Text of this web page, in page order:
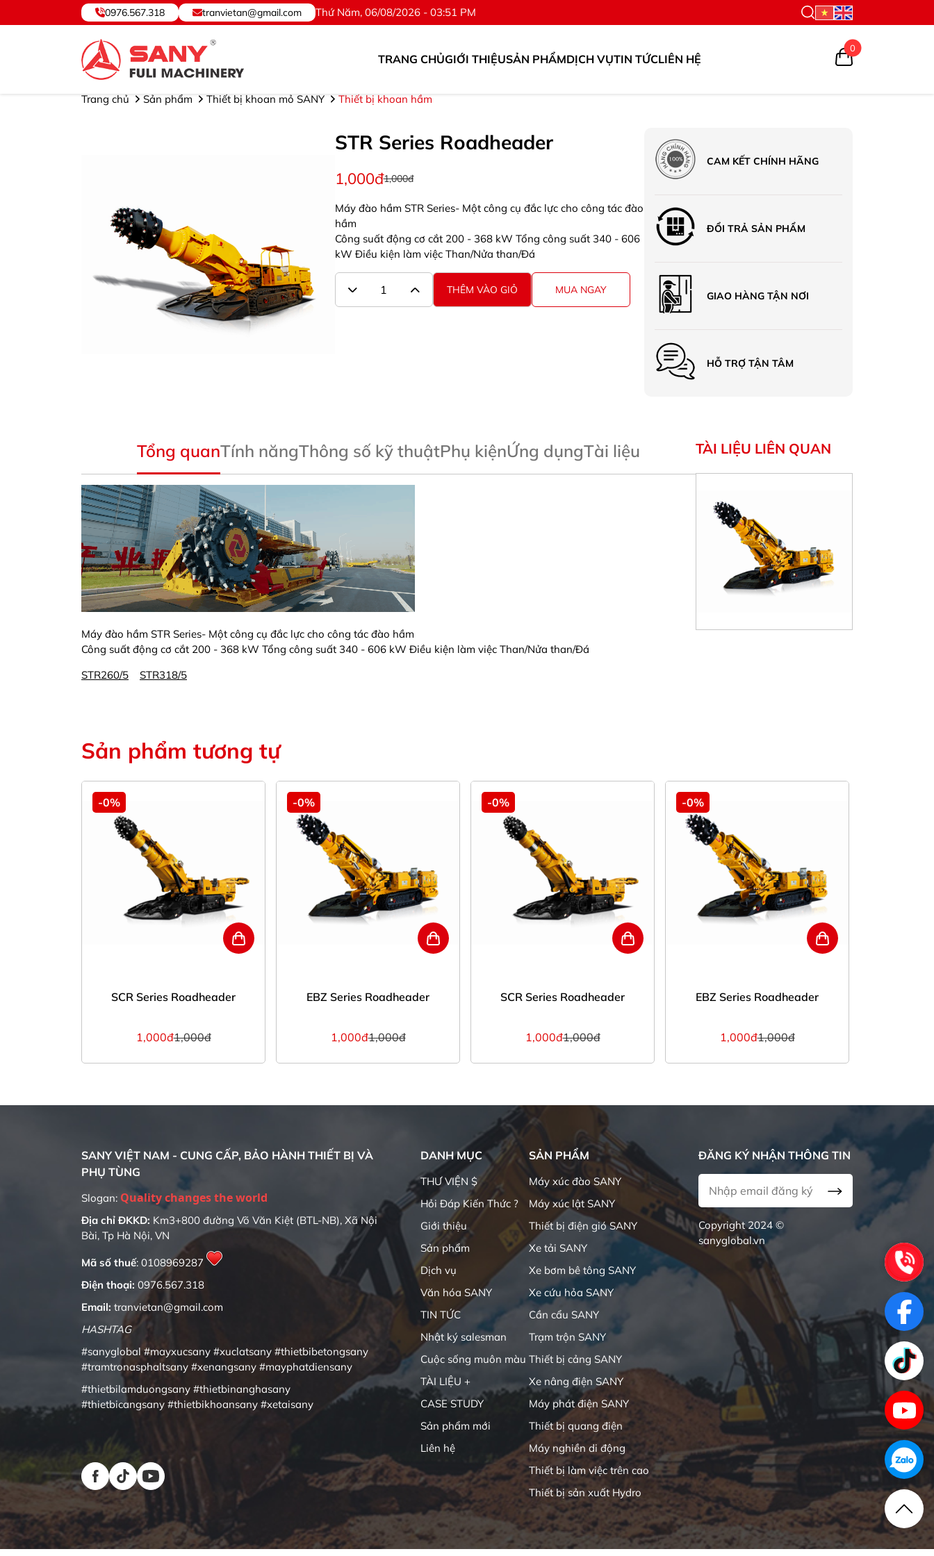
SANY VIỆT NAM ® - Cung cấp, Bảo hành Thiết bị và Phụ tùng. ©Hotline: 0976.567.318
0976.567.318 tranvietan@gmail.com Thứ Năm, 06/08/2026 - 03:51 PM
TRANG CHỦGIỚI THIỆUSẢN PHẨMDỊCH VỤTIN TỨCLIÊN HỆ
0
Trang chủ Sản phẩm Thiết bị khoan mỏ SANY Thiết bị khoan hầm
STR Series Roadheader
1,000đ1,000đ
Máy đào hầm STR Series- Một công cụ đắc lực cho công tác đào
hầm
Công suất động cơ cắt 200 - 368 kW Tổng công suất 340 - 606
kW Điều kiện làm việc Than/Nửa than/Đá
THÊM VÀO GIỎ MUA NGAY
CAM KẾT CHÍNH HÃNG
ĐỔI TRẢ SẢN PHẨM
GIAO HÀNG TẬN NƠI
HỖ TRỢ TẬN TÂM
Tổng quanTính năngThông số kỹ thuậtPhụ kiệnỨng dụngTài liệu
Máy đào hầm STR Series- Một công cụ đắc lực cho công tác đào hầm
Công suất động cơ cắt 200 - 368 kW Tổng công suất 340 - 606 kW Điều kiện làm việc Than/Nửa than/Đá
STR260/5
STR318/5
TÀI LIỆU LIÊN QUAN
Sản phẩm tương tự
-0%
SCR Series Roadheader
1,000đ1,000đ
-0%
EBZ Series Roadheader
1,000đ1,000đ
-0%
SCR Series Roadheader
1,000đ1,000đ
-0%
EBZ Series Roadheader
1,000đ1,000đ
SANY VIỆT NAM - CUNG CẤP, BẢO HÀNH THIẾT BỊ VÀ
PHỤ TÙNG
Slogan: Quality changes the world
Địa chỉ ĐKKD: Km3+800 đường Võ Văn Kiệt (BTL-NB), Xã Nội
Bài, Tp Hà Nội, VN
Mã số thuế: 0108969287
Điện thoại: 0976.567.318
Email: tranvietan@gmail.com
HASHTAG
#sanyglobal #mayxucsany #xuclatsany #thietbibetongsany
#tramtronasphaltsany #xenangsany #mayphatdiensany
#thietbilamduongsany #thietbinanghasany
#thietbicangsany #thietbikhoansany #xetaisany
DANH MỤC
THƯ VIỆN $
Hỏi Đáp Kiến Thức ?
Giới thiệu
Sản phẩm
Dịch vụ
Văn hóa SANY
TIN TỨC
Nhật ký salesman
Cuộc sống muôn màu
TÀI LIỆU +
CASE STUDY
Sản phẩm mới
Liên hệ
SẢN PHẨM
Máy xúc đào SANY
Máy xúc lật SANY
Thiết bị điện gió SANY
Xe tải SANY
Xe bơm bê tông SANY
Xe cứu hỏa SANY
Cần cẩu SANY
Trạm trộn SANY
Thiết bị cảng SANY
Xe nâng điện SANY
Máy phát điện SANY
Thiết bị quang điện
Máy nghiền di động
Thiết bị làm việc trên cao
Thiết bị sản xuất Hydro
ĐĂNG KÝ NHẬN THÔNG TIN
Copyright 2024 ©
sanyglobal.vn